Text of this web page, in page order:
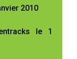
2010
le 1